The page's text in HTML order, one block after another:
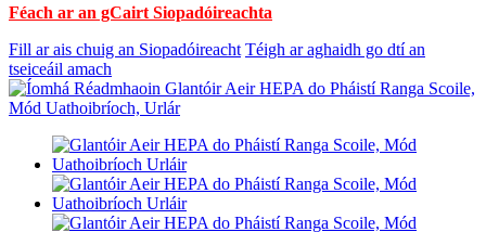
Féach ar an gCairt Siopadóireachta
Fill ar ais chuig an Siopadóireacht Téigh ar aghaidh go dtí an
tseiceáil amach